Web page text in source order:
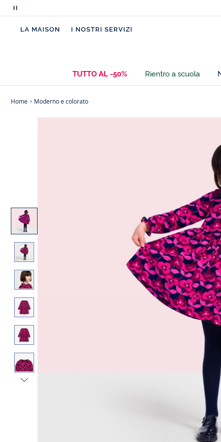
Metti
pausa
LA MAISON I NOSTRI SERVIZI
TUTTO AL -50% Rientro a scuola
Home Moderno e colorato
Vista